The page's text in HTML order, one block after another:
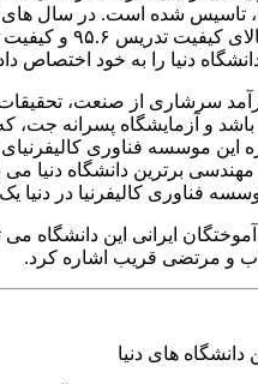
دنیا را به خود اختصاص
سرشاری از صنعت،
و آزمایشگاه پسرانه جت،
این موسسه فناوری کالیفرنیای
برترین دانشگاه دنیا می
فناوری کالیفرنیا در دنیا
ایرانی این دانشگاه می
و مرتضی قریب اشاره کرد.